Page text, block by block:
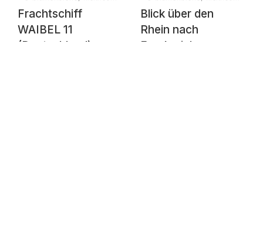
Frachtschiff
WAIBEL 11
(Deutschland)
Blick über den
Rhein nach
Frankreich